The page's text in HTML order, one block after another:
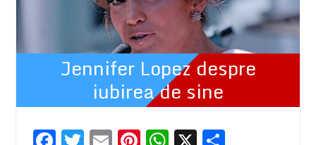
Jennifer Lopez despre
iubirea de sine